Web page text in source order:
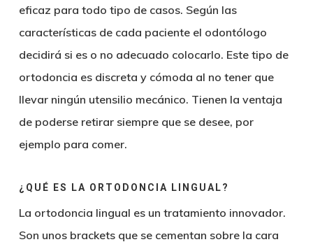
eficaz para todo tipo de casos. Según las
características de cada paciente el odontólogo
decidirá si es o no adecuado colocarlo. Este tipo de
ortodoncia es discreta y cómoda al no tener que
llevar ningún utensilio mecánico. Tienen la ventaja
de poderse retirar siempre que se desee, por
ejemplo para comer.
¿QUÉ ES LA ORTODONCIA LINGUAL?
La ortodoncia lingual es un tratamiento innovador.
Son unos brackets que se cementan sobre la cara